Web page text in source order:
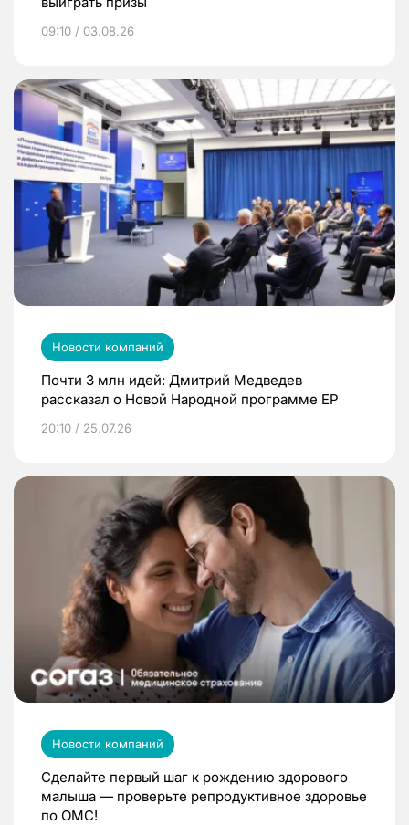
09:10 / 03.08.26
Новости компаний
Почти 3 млн идей: Дмитрий Медведев
рассказал о Новой Народной программе ЕР
20:10 / 25.07.26
Новости компаний
Сделайте первый шаг к рождению здорового
малыша — проверьте репродуктивное здоровье
по ОМС!